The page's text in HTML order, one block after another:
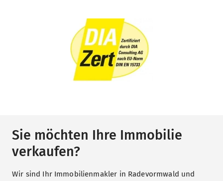
Sie möchten Ihre Immobilie
verkaufen?
Wir sind Ihr Immobilienmakler in Radevormwald und